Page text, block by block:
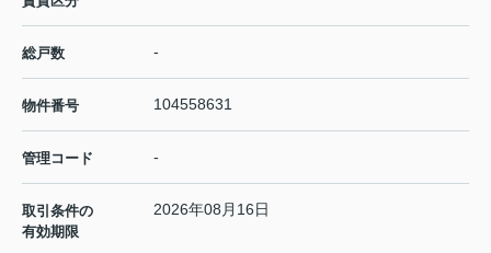
総戸数 -
物件番号 104558631
管理コード -
取引条件の
有効期限
2026年08月16日